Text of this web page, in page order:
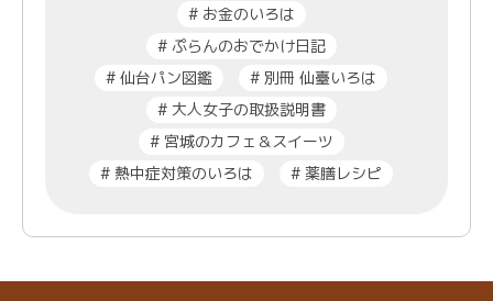
#お金のいろは
#ぷらんのおでかけ日記
# 仙台パン図鑑 # 別冊 仙臺いろは
#大人女子の取扱説明書
#宮城のカフェ＆スイーツ
# 熱中症対策のいろは # 薬膳レシピ